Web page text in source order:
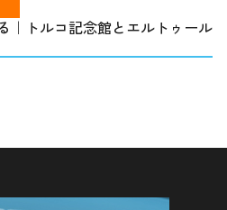
｜トルコ記念館とエルトゥール